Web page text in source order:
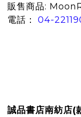
販售商品:
電話：
04-
誠品書店南紡店(